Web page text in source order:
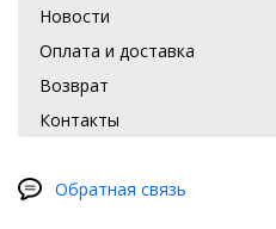
Новости
Оплата и доставка
Возврат
Контакты
Обратная связь